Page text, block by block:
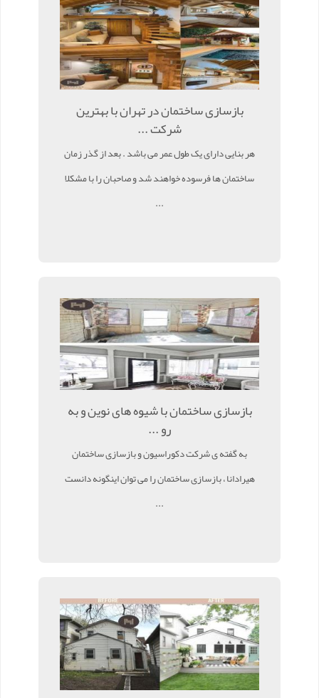
بازسازی ساختمان در تهران با بهترین
شرکت ...
هر بنایی دارای یک طول عمر می باشد . بعد از گذر زمان
ساختمان ها فرسوده خواهند شد و صاحبان را با مشکلا
...
بازسازی ساختمان با شیوه های نوین و به
رو ...
به گفته ی شرکت دکوراسیون و بازسازی ساختمان
هیرادانا ، بازسازی ساختمان را می توان اینگونه دانست
...